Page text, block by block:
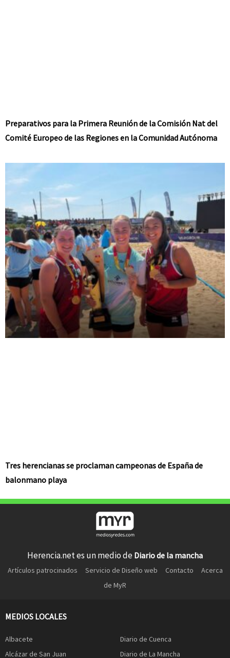
Preparativos para la Primera Reunión de la Comisión Nat del
Comité Europeo de las Regiones en la Comunidad Autónoma
Tres herencianas se proclaman campeonas de España de
balonmano playa
Herencia.net es un medio de Diario de la mancha
Artículos patrocinados Servicio de Diseño web Contacto
Acerca
de MyR
MEDIOS LOCALES
Albacete
Alcázar de San Juan
Diario de Cuenca
Diario de La Mancha